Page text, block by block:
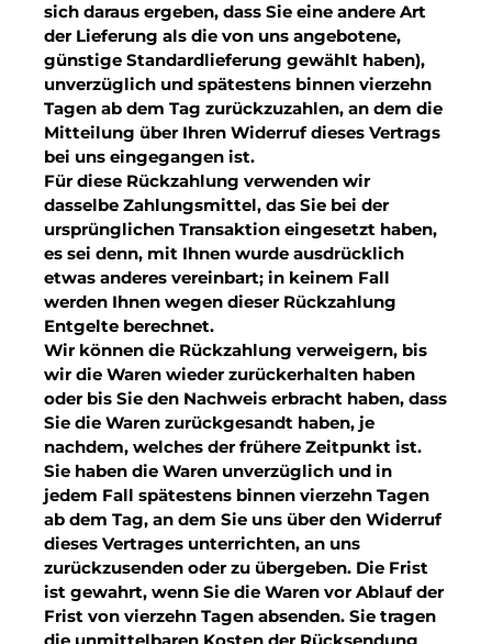
sich daraus ergeben, dass Sie eine andere Art
der Lieferung als die von uns angebotene,
günstige Standardlieferung gewählt haben),
unverzüglich und spätestens binnen vierzehn
Tagen ab dem Tag zurückzuzahlen, an dem die
Mitteilung über Ihren Widerruf dieses Vertrags
bei uns eingegangen ist.
Für diese Rückzahlung verwenden wir
dasselbe Zahlungsmittel, das Sie bei der
ursprünglichen Transaktion eingesetzt haben,
es sei denn, mit Ihnen wurde ausdrücklich
etwas anderes vereinbart; in keinem Fall
werden Ihnen wegen dieser Rückzahlung
Entgelte berechnet.
Wir können die Rückzahlung verweigern, bis
wir die Waren wieder zurückerhalten haben
oder bis Sie den Nachweis erbracht haben, dass
Sie die Waren zurückgesandt haben, je
nachdem, welches der frühere Zeitpunkt ist.
Sie haben die Waren unverzüglich und in
jedem Fall spätestens binnen vierzehn Tagen
ab dem Tag, an dem Sie uns über den Widerruf
dieses Vertrages unterrichten, an uns
zurückzusenden oder zu übergeben. Die Frist
ist gewahrt, wenn Sie die Waren vor Ablauf der
Frist von vierzehn Tagen absenden. Sie tragen